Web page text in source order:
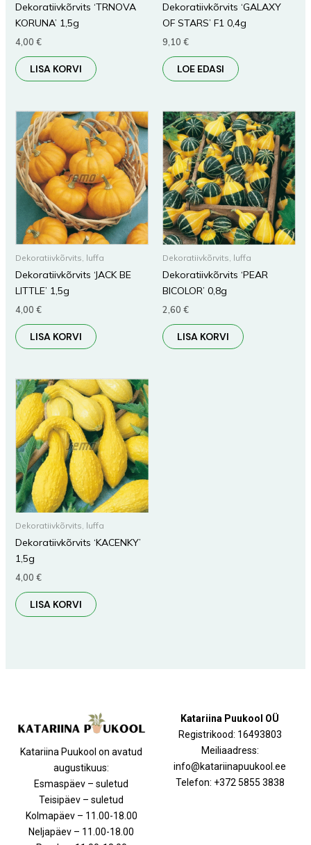
Dekoratiivkõrvits ‘TRNOVA
KORUNA’ 1,5g
4,00 €
LISA KORVI
Dekoratiivkõrvits ‘GALAXY
OF STARS’ F1 0,4g
9,10 €
LOE EDASI
Dekoratiivkõrvits, luffa
Dekoratiivkõrvits ‘JACK BE
LITTLE’ 1,5g
4,00 €
LISA KORVI
Dekoratiivkõrvits, luffa
Dekoratiivkõrvits ‘PEAR
BICOLOR’ 0,8g
2,60 €
LISA KORVI
Dekoratiivkõrvits, luffa
Dekoratiivkõrvits ‘KACENKY’
1,5g
4,00 €
LISA KORVI
Katariina Puukool on avatud
augustikuus:
Esmaspäev – suletud
Teisipäev – suletud
Kolmapäev – 11.00-18.00
Neljapäev – 11.00-18.00
Katariina Puukool OÜ
Registrikood: 16493803
Meiliaadress:
info@katariinapuukool.ee
Telefon: +372 5855 3838